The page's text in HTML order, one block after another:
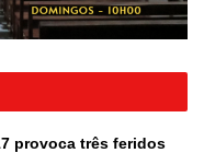
provoca três feridos